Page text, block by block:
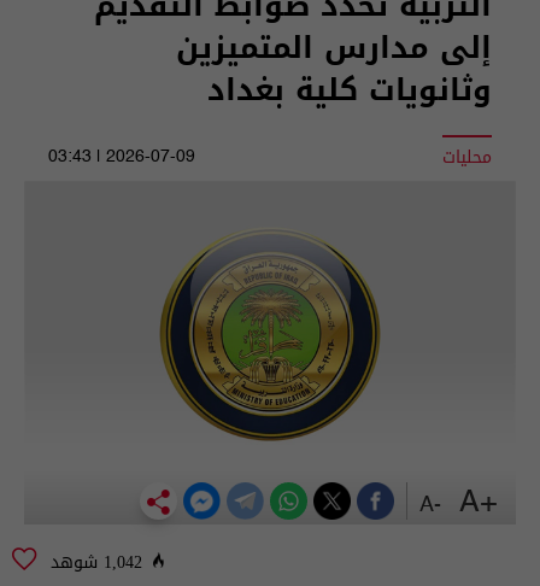
إلى مدارس المتميزين
وثانويات كلية بغداد
محليات 2026-07-09 | 03:43
1,042 شوهد
+A
-A